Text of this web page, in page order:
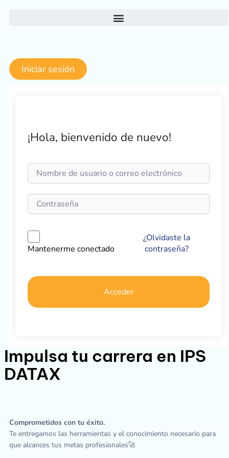
Iniciar sesión
¡Hola, bienvenido de nuevo!
Mantenerme conectado
¿Olvidaste la
contraseña?
Acceder
Impulsa tu carrera en IPS
DATAX
Comprometidos con tu éxito.
Te entregamos las herramientas y el conocimiento necesario para
que alcances tus metas profesionales🚀